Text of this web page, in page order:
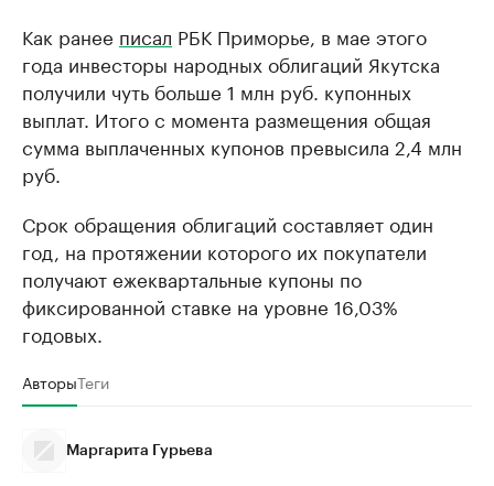
Как ранее писал РБК Приморье, в мае этого
года инвесторы народных облигаций Якутска
получили чуть больше 1 млн руб. купонных
выплат. Итого с момента размещения общая
сумма выплаченных купонов превысила 2,4 млн
руб.
Срок обращения облигаций составляет один
год, на протяжении которого их покупатели
получают ежеквартальные купоны по
фиксированной ставке на уровне 16,03%
годовых.
АвторыТеги
Маргарита Гурьева